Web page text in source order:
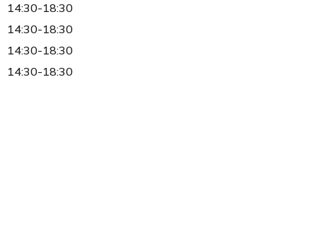
14:30-18:30
14:30-18:30
14:30-18:30
14:30-18:30